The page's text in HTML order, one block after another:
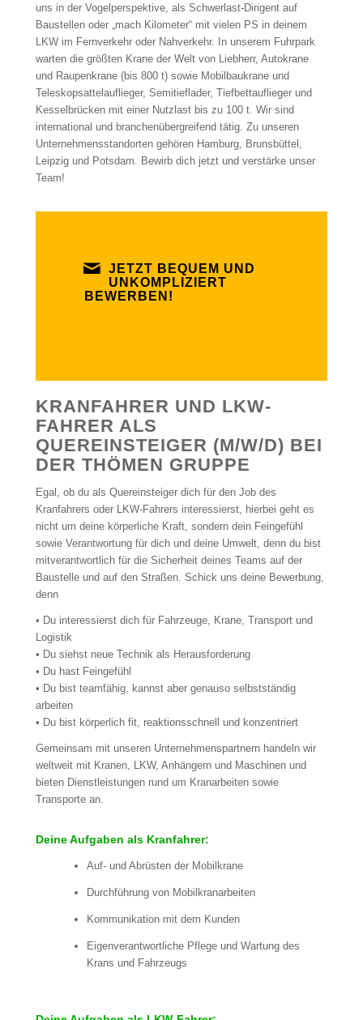
uns in der Vogelperspektive, als Schwerlast-Dirigent auf
Baustellen oder „mach Kilometer“ mit vielen PS in deinem
LKW im Fernverkehr oder Nahverkehr. In unserem Fuhrpark
warten die größten Krane der Welt von Liebherr, Autokrane
und Raupenkrane (bis 800 t) sowie Mobilbaukrane und
Teleskopsattelauflieger, Semitieflader, Tiefbettauflieger und
Kesselbrücken mit einer Nutzlast bis zu 100 t. Wir sind
international und branchenübergreifend tätig. Zu unseren
Unternehmensstandorten gehören Hamburg, Brunsbüttel,
Leipzig und Potsdam. Bewirb dich jetzt und verstärke unser
Team!
JETZT BEQUEM UND
UNKOMPLIZIERT
BEWERBEN!
KRANFAHRER UND LKW-
FAHRER ALS
QUEREINSTEIGER (M/W/D) BEI
DER THÖMEN GRUPPE
Egal, ob du als Quereinsteiger dich für den Job des
Kranfahrers oder LKW-Fahrers interessierst, hierbei geht es
nicht um deine körperliche Kraft, sondern dein Feingefühl
sowie Verantwortung für dich und deine Umwelt, denn du bist
mitverantwortlich für die Sicherheit deines Teams auf der
Baustelle und auf den Straßen. Schick uns deine Bewerbung,
denn
• Du interessierst dich für Fahrzeuge, Krane, Transport und
Logistik
• Du siehst neue Technik als Herausforderung
• Du hast Feingefühl
• Du bist teamfähig, kannst aber genauso selbstständig
arbeiten
• Du bist körperlich fit, reaktionsschnell und konzentriert
Gemeinsam mit unseren Unternehmenspartnern handeln wir
weltweit mit Kranen, LKW, Anhängern und Maschinen und
bieten Dienstleistungen rund um Kranarbeiten sowie
Transporte an.
Deine Aufgaben als Kranfahrer:
Auf- und Abrüsten der Mobilkrane
Durchführung von Mobilkranarbeiten
Kommunikation mit dem Kunden
Eigenverantwortliche Pflege und Wartung des
Krans und Fahrzeugs